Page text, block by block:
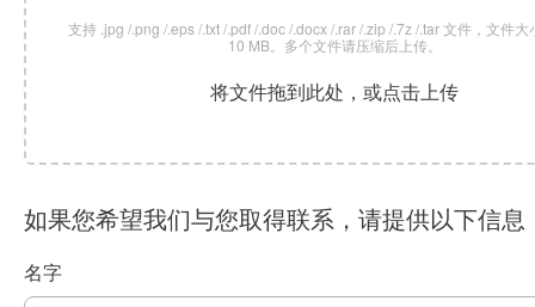
支持 .jpg /.png /.eps /.txt /.pdf /.doc /.docx /.rar /.zip /.7z /.tar 文件，文件大
10 MB。多个文件请压缩后上传。
将文件拖到此处，或点击上传
如果您希望我们与您取得联系，请提供以下信息
名字